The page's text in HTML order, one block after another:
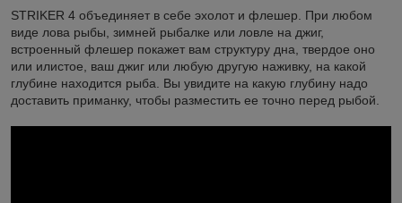
STRIKER 4 объединяет в себе эхолот и флешер. При любом
виде лова рыбы, зимней рыбалке или ловле на джиг,
встроенный флешер покажет вам структуру дна, твердое оно
или илистое, ваш джиг или любую другую наживку, на какой
глубине находится рыба. Вы увидите на какую глубину надо
доставить приманку, чтобы разместить ее точно перед рыбой.